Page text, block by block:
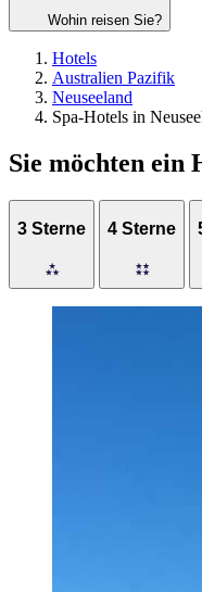
Wohin reisen Sie?
Hotels
Australien Pazifik
Neuseeland
Spa-Hotels in
Sie möchten ein
3 Sterne 4 Sterne